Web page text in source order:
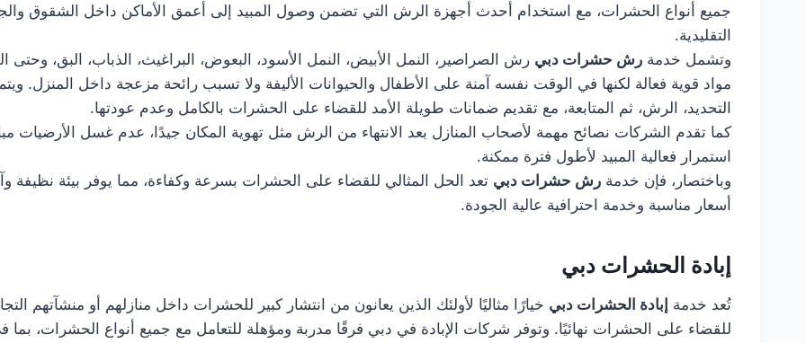
جميع أنواع الحشرات، مع استخدام أحدث أجهزة الرش التي تضمن وصول المبيد إلى أعمق الأماكن داخل الشقوق
التقليدية.
وتشمل خدمة رش حشرات دبي رش الصراصير، النمل الأبيض، النمل الأسود، البعوض، البراغيث، الذباب، البق،
مواد قوية فعالة لكنها في الوقت نفسه آمنة على الأطفال والحيوانات الأليفة ولا تسبب رائحة مزعجة داخل
التحديد، الرش، ثم المتابعة، مع تقديم ضمانات طويلة الأمد للقضاء على الحشرات بالكامل وعدم عودتها.
كما تقدم الشركات نصائح مهمة لأصحاب المنازل بعد الانتهاء من الرش مثل تهوية المكان جيدًا، عدم غسل الأرضيات
استمرار فعالية المبيد لأطول فترة ممكنة.
وباختصار، فإن خدمة رش حشرات دبي تعد الحل المثالي للقضاء على الحشرات بسرعة وكفاءة، مما يوفر بيئة نظيفة
أسعار مناسبة وخدمة احترافية عالية الجودة.
إبادة الحشرات دبي
تُعد خدمة إبادة الحشرات دبي خيارًا مثاليًا لأولئك الذين يعانون من انتشار كبير للحشرات داخل منازلهم أو منشآتهم
للقضاء على الحشرات نهائيًا. وتوفر شركات الإبادة في دبي فرقًا مدربة ومؤهلة للتعامل مع جميع أنواع الحشرات،